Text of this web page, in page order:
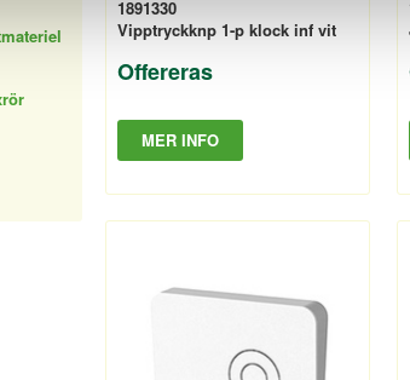
1891330
Vipptryckknp 1-p klock inf vit
Offereras
MER INFO